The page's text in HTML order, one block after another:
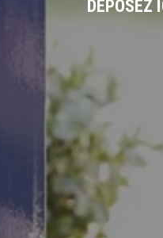
DEPOSEZ